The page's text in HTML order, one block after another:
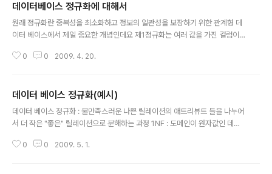
데이터베이스 정규화에 대해서
원래 정규화란 중복성을 최소화하고 정보의 일관성을 보장하기 위한 관계형 데
이터 베이스에서 제일 중요한 개념인데요 제1정규화는 여러 값을 가진 컬럼이
값만이 올수 있다. 예를 들면 고객번호(P.K) 고객명 취미 1 이윤호영화 여행 2
1 2 여행 2 1 등산 이런식으로 두개로 분리해야 한다는거죠 제2정규화 모든키
가 아닌 컬럼은 기본 키 전체에 의존적이여야 한다. 기본키의 일부분에 의존적
이어서는 안 된다. 예를 들어 사번(p.k) 프로젝트번호(p.k) 부서 프..
0 0 2009. 4. 20.
데이터 베이스 정규화(예시)
데이터 베이스 정규화 : 불만족스러운 나쁜 릴레이션의 애트리뷰트 들을 나누어
서 더 작은 "좋은" 릴레이션으로 분해하는 과정 1NF : 도메인이 원자값인 데이
테이블이 있을때 1번고객의 취미가 2개로서 도메인값이 원자값이 아니게 된다.
0 0 2009. 5. 1.